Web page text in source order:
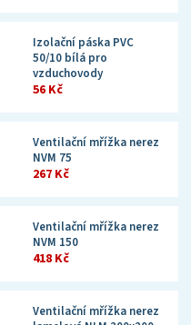
Izolační páska PVC
50/10 bílá pro
vzduchovody
56 Kč
Ventilační mřížka nerez
NVM 75
267 Kč
Ventilační mřížka nerez
NVM 150
418 Kč
Ventilační mřížka nerez